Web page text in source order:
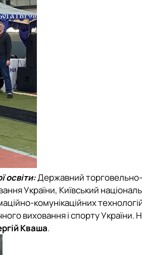
освіти:Державний
України, Київський
комунікаційних
виховання і спорту України.
Кваша.